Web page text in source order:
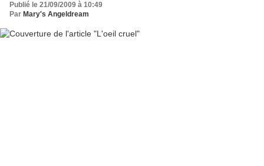
Publié le 21/09/2009 à 10:49
Par Mary's Angeldream